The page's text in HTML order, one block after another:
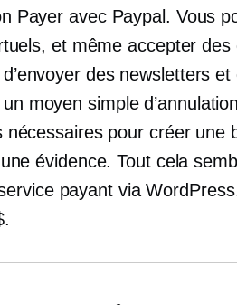
Payer avec Paypal. Vous
et même accepter des
des newsletters et
moyen simple
pour créer une
évidence. Tout cela
payant via